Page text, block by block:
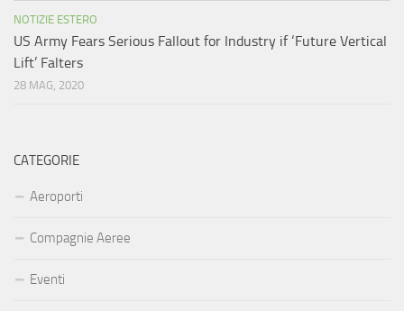
NOTIZIE ESTERO
US Army Fears Serious Fallout for Industry if ‘Future Vertical
Lift’ Falters
28 MAG, 2020
CATEGORIE
Aeroporti
Compagnie Aeree
Eventi